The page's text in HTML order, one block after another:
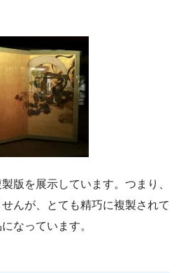
版を展示しています。つまり、
んが、とても精巧に複製されて
なっています。